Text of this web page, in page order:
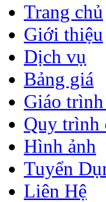
Trang chủ
Giới thiệu
Dịch vụ
Bảng giá
Giáo
Quy trình
Hình ảnh
Tuyển
Liên Hệ